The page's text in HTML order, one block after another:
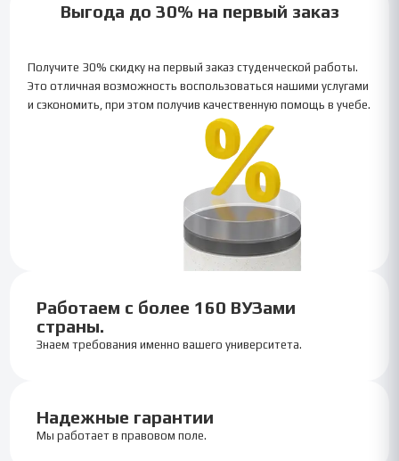
Выгода до 30% на первый заказ
Получите 30% скидку на первый заказ студенческой работы.
Это отличная возможность воспользоваться нашими услугами
и сэкономить, при этом получив качественную помощь в учебе.
Работаем с более 160 ВУЗами
страны.
Знаем требования именно вашего университета.
Надежные гарантии
Мы работает в правовом поле.